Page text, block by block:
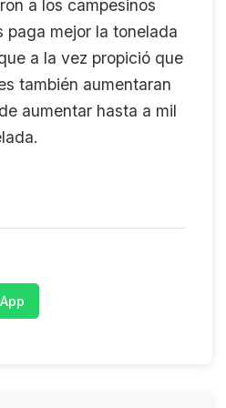
a los campesinos
paga mejor la tonelada
a la vez propició que
también aumentaran
aumentar hasta a mil